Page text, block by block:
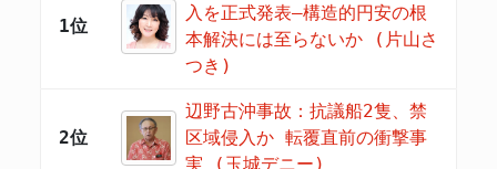
1位
入を正式発表―構造的円安の根
本解決には至らないか (片山さ
つき)
2位
辺野古沖事故：抗議船2隻、禁
区域侵入か 転覆直前の衝撃事
実 (玉城デニー)